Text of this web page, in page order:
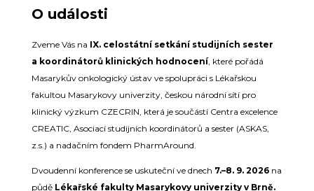
O události
Zveme Vás na IX. celostátní setkání studijních sester
a koordinátorů klinických hodnocení, které pořádá
Masarykův onkologický ústav ve spolupráci s Lékařskou
fakultou Masarykovy univerzity, českou národní sítí pro
klinický výzkum CZECRIN, která je součástí Centra excelence
CREATIC, Asociací studijních koordinátorů a sester (ASKAS,
z.s.) a nadačním fondem PharmAround.
Dvoudenní konference se uskuteční ve dnech 7.–8. 9. 2026 na
půděLékařské fakulty Masarykovy univerzity v Brně.